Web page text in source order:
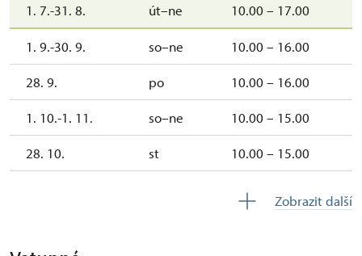
1. 7.-31. 8. út–ne 10.00 – 17.00
1. 9.-30. 9. so–ne 10.00 – 16.00
28. 9. po 10.00 – 16.00
1. 10.-1. 11. so–ne 10.00 – 15.00
28. 10. st 10.00 – 15.00
uzavřen
Zobrazit další